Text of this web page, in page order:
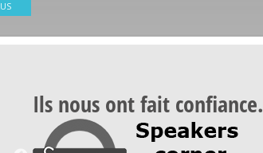
Ils nous ont fait confiance.